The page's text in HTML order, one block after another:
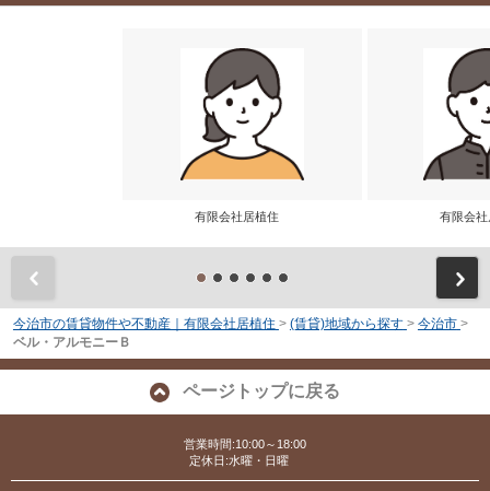
有限会社居植住 有限会
今治市の賃貸物件や不動産｜有限会社居植住 > (賃貸)地域から探す > 今治市 >
ベル・アルモニーＢ
ページトップに戻る
営業時間:10:00～18:00
定休日:水曜・日曜